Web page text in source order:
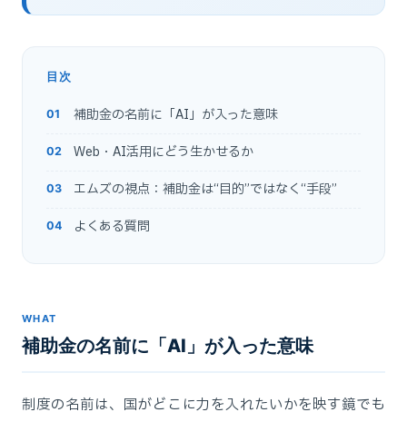
目次
補助金の名前に「AI」が入った意味
Web・AI活用にどう生かせるか
エムズの視点：補助金は“目的”ではなく“手段”
よくある質問
WHAT
補助金の名前に「AI」が入った意味
制度の名前は、国がどこに力を入れたいかを映す鏡でも